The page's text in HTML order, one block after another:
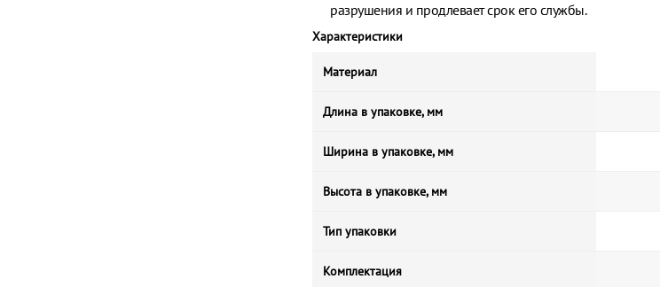
разрушения и продлевает срок его службы.
Характеристики
Материал
Длина в упаковке, мм
Ширина в упаковке, мм
Высота в упаковке, мм
Тип упаковки
Комплектация